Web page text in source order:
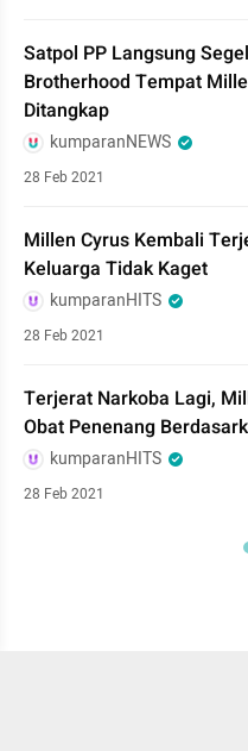
Satpol PP Langsung
Brotherhood Tempat
Ditangkap
kumparanNEWS
28 Feb 2021
Millen Cyrus Kembali
Keluarga Tidak Kaget
kumparanHITS
28 Feb 2021
Terjerat Narkoba Lagi,
Obat Penenang
kumparanHITS
28 Feb 2021